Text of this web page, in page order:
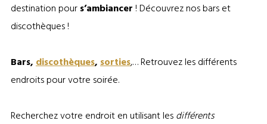
destination pours’ambiancer! Découvrez nos bars et
discothèques !
Bars,discothèques,sorties,… Retrouvez les différents
endroits pour votre soirée.
Recherchez votre endroit en utilisant lesdifférents